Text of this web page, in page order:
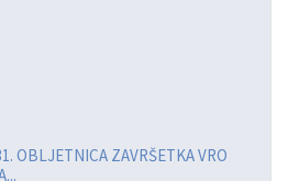
OBLJETNICA ZAVRŠETKA VRO